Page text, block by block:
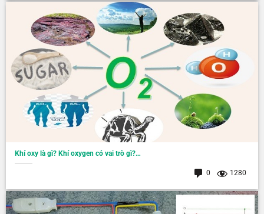
Khí oxy là gì? Khí oxygen có vai trò gì?…
0 1280